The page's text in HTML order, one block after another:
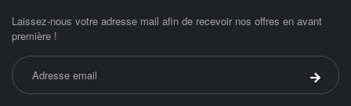
Laissez-nous votre adresse mail afin de recevoir nos offres en avant
première !
Adresse email
Valider